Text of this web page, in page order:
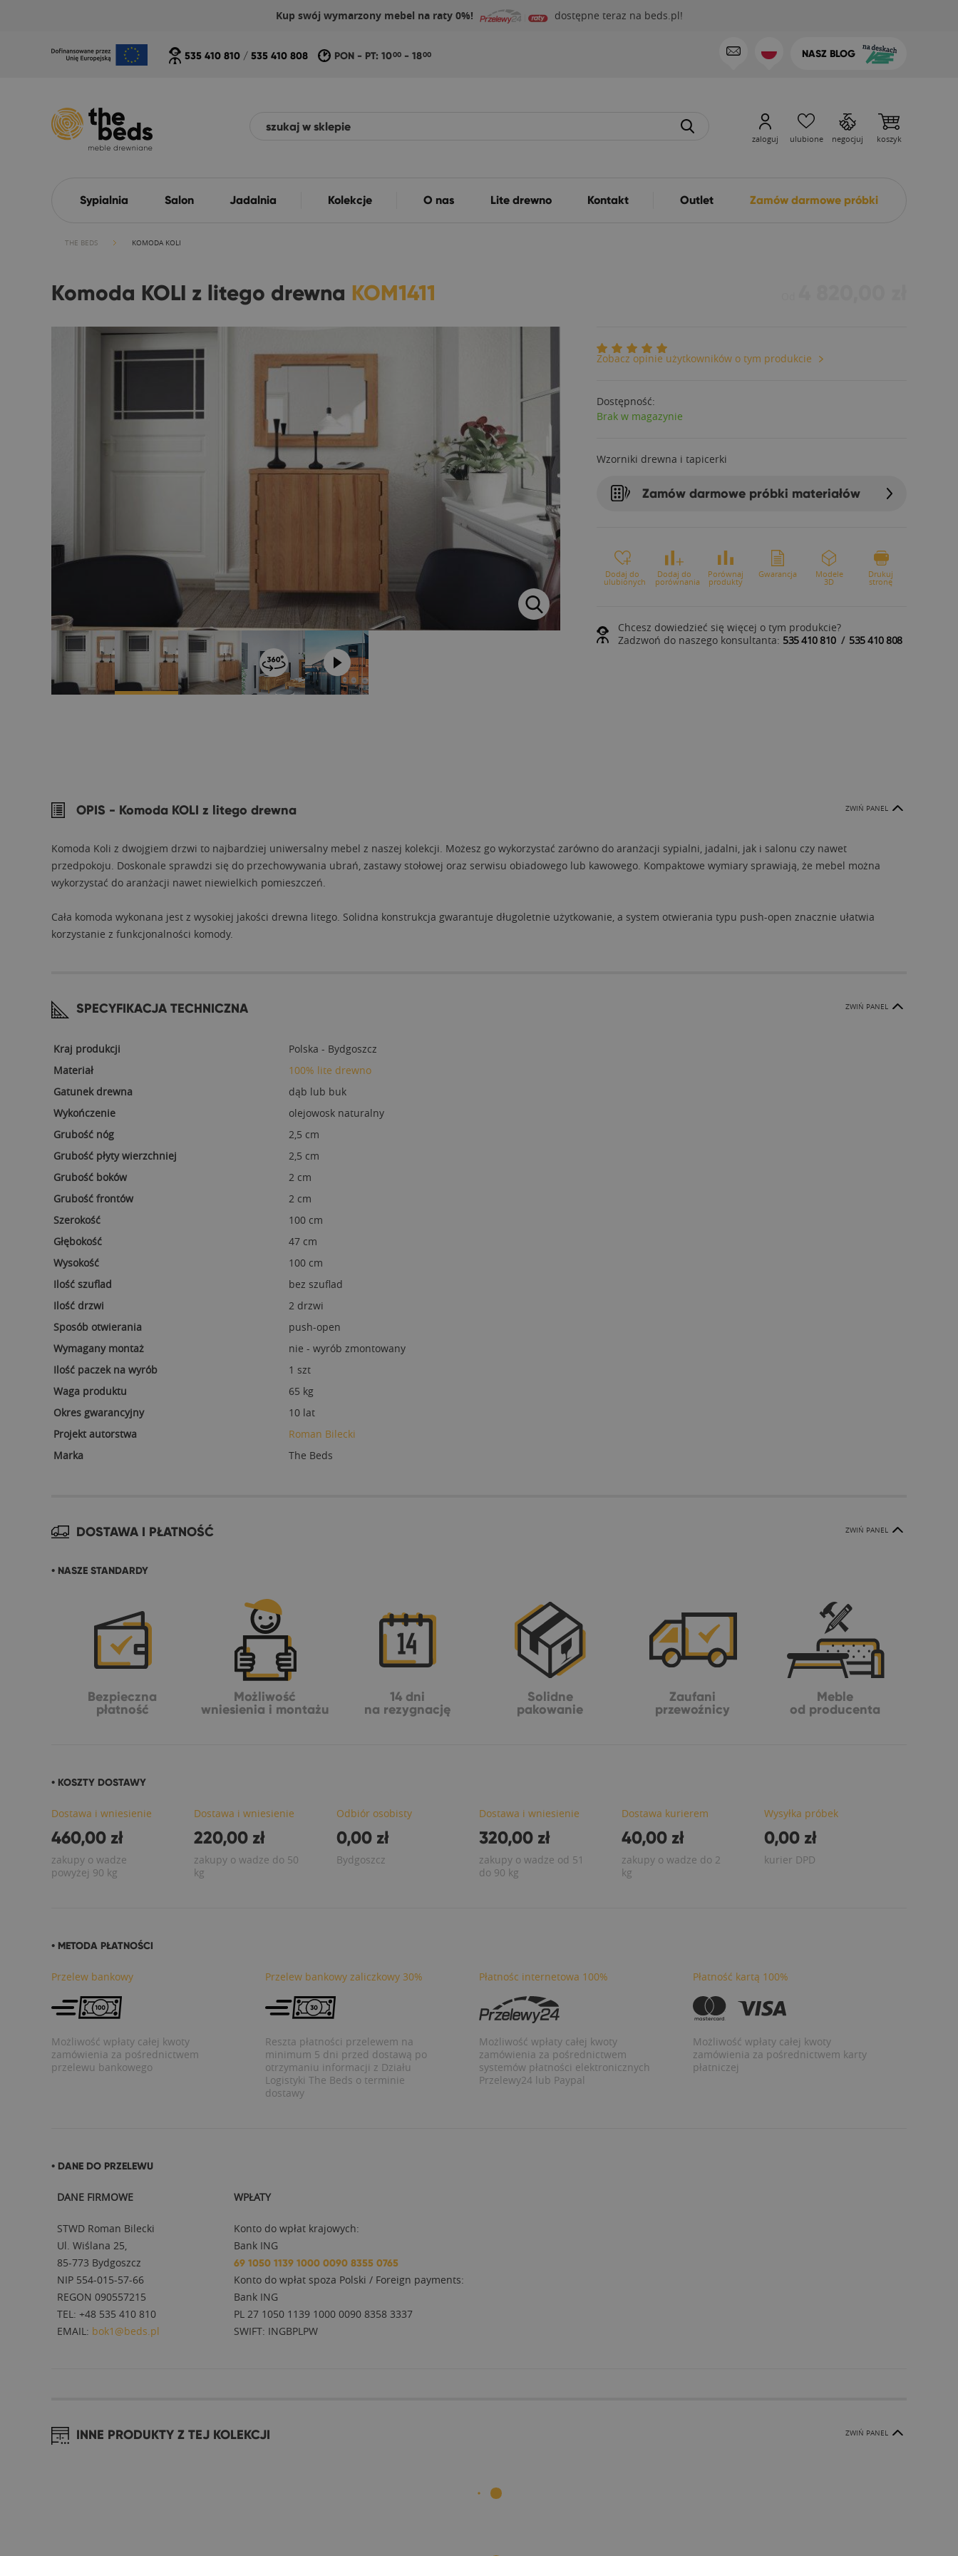
Kup swój wymarzony mebel na raty 0%! dostępne teraz na beds.pl!
NASZ BLOG
535 410 810 / 535 410 808 PON - PT: 1000 - 1800
zaloguj ulubione negocjuj koszyk
Sypialnia Salon Jadalnia Kolekcje O nas Lite drewno Kontakt Outlet Zamów darmowe próbki
THE BEDS KOMODA KOLI
Komoda KOLI z litego drewna KOM1411
Zobacz opinie użytkowników o tym produkcie
Dostępność:
Brak w magazynie
Wzorniki drewna i tapicerki
Zamów darmowe próbki materiałów
Dodaj do
ulubionych
Dodaj do
porównania
Porównaj
produkty
Gwarancja Modele
3D
Drukuj
stronę
Chcesz dowiedzieć się więcej o tym produkcie?
Zadzwoń do naszego konsultanta: 535 410 810/ 535 410 808
OPIS - Komoda KOLI z litego drewna ZWIŃ PANEL
Komoda Koli z dwojgiem drzwi to najbardziej uniwersalny mebel z naszej kolekcji. Możesz go wykorzystać zarówno do aranżacji sypialni, jadalni, jak i salonu czy nawet
przedpokoju. Doskonale sprawdzi się do przechowywania ubrań, zastawy stołowej oraz serwisu obiadowego lub kawowego. Kompaktowe wymiary sprawiają, że mebel można
wykorzystać do aranżacji nawet niewielkich pomieszczeń.
Cała komoda wykonana jest z wysokiej jakości drewna litego. Solidna konstrukcja gwarantuje długoletnie użytkowanie, a system otwierania typu push-open znacznie ułatwia
korzystanie z funkcjonalności komody.
SPECYFIKACJA TECHNICZNA ZWIŃ PANEL
Kraj produkcji
Polska - Bydgoszcz
Materiał
100% lite drewno
Gatunek drewna
dąb lub buk
Wykończenie
olejowosk naturalny
Grubość nóg
2,5 cm
Grubość płyty wierzchniej
2,5 cm
Grubość boków
2 cm
Grubość frontów
2 cm
Szerokość
100 cm
Głębokość
47 cm
Wysokość
100 cm
Ilość szuflad
bez szuflad
Ilość drzwi
2 drzwi
Sposób otwierania
push-open
Wymagany montaż
nie - wyrób zmontowany
Ilość paczek na wyrób
1 szt
Waga produktu
65 kg
Okres gwarancyjny
10 lat
Projekt autorstwa
Roman Bilecki
Marka
The Beds
DOSTAWA I PŁATNOŚĆ ZWIŃ PANEL
• NASZE STANDARDY
Bezpieczna
płatność
Możliwość
wniesienia i montażu
14 dni
na rezygnację
Solidne
pakowanie
Zaufani
przewoźnicy
Meble
od producenta
• KOSZTY DOSTAWY
Dostawa i wniesienie
460,00 zł
zakupy o wadze
powyżej 90 kg
Dostawa i wniesienie
220,00 zł
zakupy o wadze do 50
kg
Odbiór osobisty
0,00 zł
Bydgoszcz
Dostawa i wniesienie
320,00 zł
zakupy o wadze od 51
do 90 kg
Dostawa kurierem
40,00 zł
zakupy o wadze do 2
kg
Wysyłka próbek
0,00 zł
kurier DPD
• METODA PŁATNOŚCI
Przelew bankowy
Możliwość wpłaty całej kwoty
zamówienia za pośrednictwem
przelewu bankowego
Przelew bankowy zaliczkowy 30%
Reszta płatności przelewem na
minimum 5 dni przed dostawą po
otrzymaniu informacji z Działu
Logistyki The Beds o terminie
dostawy
Płatnośc internetowa 100%
Możliwość wpłaty całej kwoty
zamówienia za pośrednictwem
systemów płatności elektronicznych
Przelewy24 lub Paypal
Płatność kartą 100%
Możliwość wpłaty całej kwoty
zamówienia za pośrednictwem karty
płatniczej
• DANE DO PRZELEWU
DANE FIRMOWE
STWD Roman Bilecki
Ul. Wiślana 25,
85-773 Bydgoszcz
NIP 554-015-57-66
REGON 090557215
TEL: +48 535 410 810
EMAIL: bok1@beds.pl
WPŁATY
Konto do wpłat krajowych:
Bank ING
69 1050 1139 1000 0090 8355 0765
Konto do wpłat spoza Polski / Foreign payments:
Bank ING
PL 27 1050 1139 1000 0090 8358 3337
SWIFT: INGBPLPW
INNE PRODUKTY Z TEJ KOLEKCJI ZWIŃ PANEL